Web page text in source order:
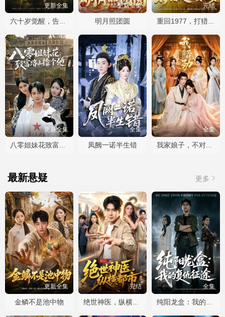
更新全集 更新全集
明月照团圆
完结
重回1977，打猎赶山娶老婆
更新全集 全集
凤阙一诺半生错
全集
我家娘子，不对劲第四季
更多
最新悬疑
更新全集
金鳞不是池中物
完结
绝世神医，纵横都市
全集